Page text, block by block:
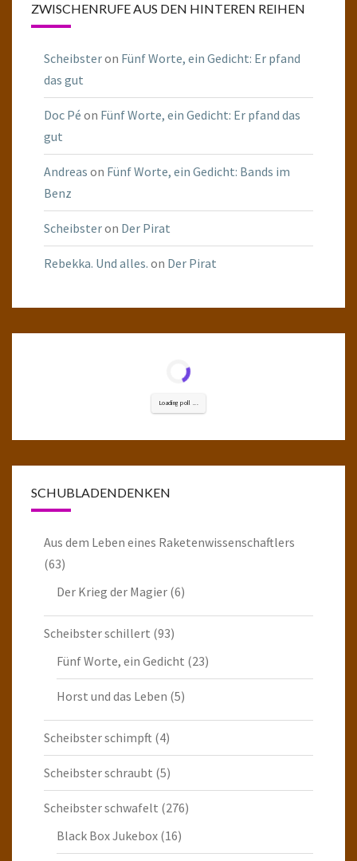
ZWISCHENRUFE AUS DEN HINTEREN REIHEN
Scheibsteron Fünf Worte, ein Gedicht: Er pfand
das gut
Doc Pé on Fünf Worte, ein Gedicht: Er pfand das
gut
Andreas on Fünf Worte, ein Gedicht: Bands im
Benz
Scheibsteron Der Pirat
Rebekka. Und alles. on Der Pirat
Loading poll ...
SCHUBLADENDENKEN
Aus dem Leben eines Raketenwissenschaftlers
(63)
Der Krieg der Magier (6)
Scheibster schillert (93)
Fünf Worte, ein Gedicht (23)
Horst und das Leben (5)
Scheibster schimpft (4)
Scheibster schraubt (5)
Scheibster schwafelt (276)
Black Box Jukebox (16)